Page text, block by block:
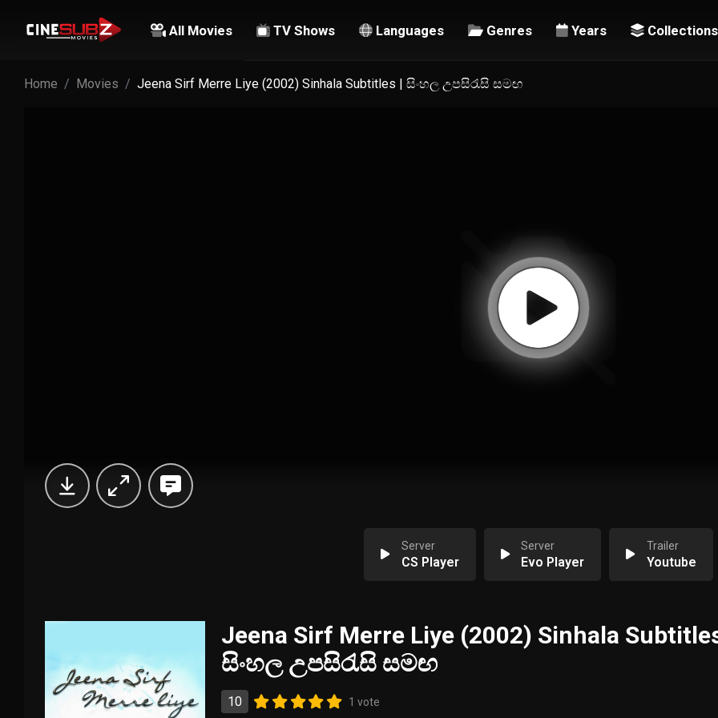
All Movies TV Shows Languages Genres Years Collections
Home Movies Jeena Sirf Merre Liye (2002) Sinhala Subtitles | සිංහල උපසිරැසි සමඟ
Server
CS Player
Server
Evo Player
Trailer
Youtube
Jeena Sirf Merre Liye (2002) Sinhala
සිංහල උපසිරැසි සමඟ
10 1 vote